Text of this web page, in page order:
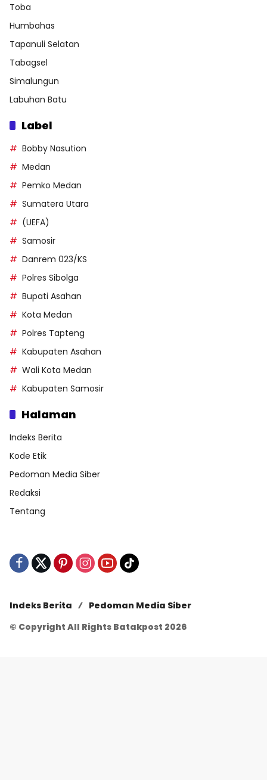
Toba
Humbahas
Tapanuli Selatan
Tabagsel
Simalungun
Labuhan Batu
Label
Bobby Nasution
Medan
Pemko Medan
Sumatera Utara
(UEFA)
Samosir
Danrem 023/KS
Polres Sibolga
Bupati Asahan
Kota Medan
Polres Tapteng
Kabupaten Asahan
Wali Kota Medan
Kabupaten Samosir
Halaman
Indeks Berita
Kode Etik
Pedoman Media Siber
Redaksi
Tentang
Indeks Berita
Pedoman Media Siber
© Copyright All Rights Batakpost 2026